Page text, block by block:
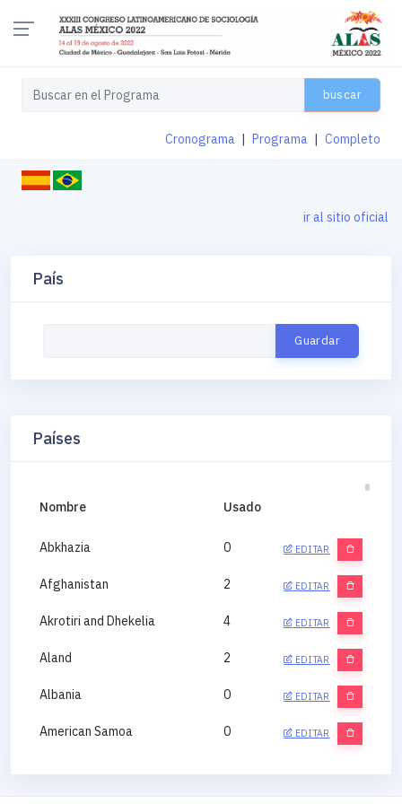
buscar
Cronograma Programa Completo
ir al sitio oficial
País
Países
Nombre Usado
Abkhazia 0 EDITAR
Afghanistan 2 EDITAR
Akrotiri and Dhekelia 4 EDITAR
Aland 2 EDITAR
Albania 0 EDITAR
American Samoa 0 EDITAR